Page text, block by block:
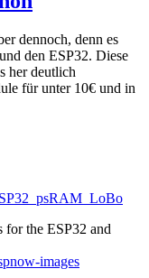
dennoch, denn es
den ESP32. Diese
her deutlich
für unter 10€ und in
the ESP32 and
images